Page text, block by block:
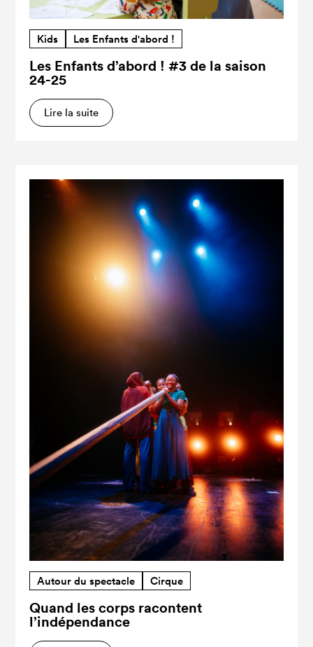
Kids Les Enfants d'abord !
Les Enfants d’abord ! #3 de la saison
24-25
Lire la suite
Autour du spectacle Cirque
Quand les corps racontent
l’indépendance